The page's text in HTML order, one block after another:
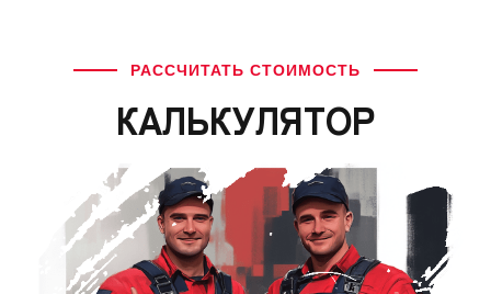
РАССЧИТАТЬ СТОИМОСТЬ
КАЛЬКУЛЯТОР